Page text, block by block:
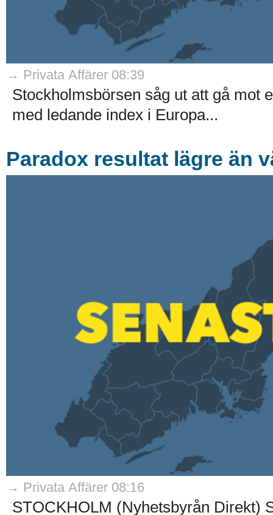
→ Privata Affärer 08:39
Stockholmsbörsen såg ut att gå mot
med ledande index i Europa...
Paradox resultat lägre än
→ Privata Affärer 08:16
STOCKHOLM (Nyhetsbyrån Direkt)